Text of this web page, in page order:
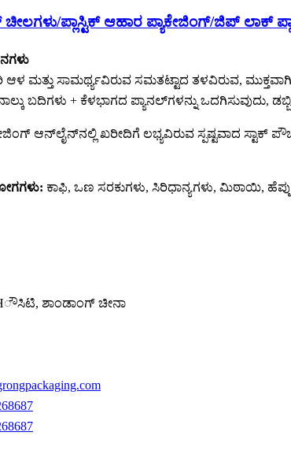
ಪ್ಲಾಸ್ಟಿಕ್ ಆಹಾರ ಪ್ಯಾಕೇಜಿಂಗ್/ಜಿಪ್ ಲಾಕ್
ಆಳ ಮತ್ತು ಸಾಮರ್ಥ್ಯವಿರುವ ಸಮತಟ್ಟಾದ ತಳವಿರುವ,
ಬದಿಗಳು + ಕೆಳಭಾಗದ ಪ್ಯಾನಲ್‌ಗಳನ್ನು ಒದಗಿಸುವುದು,
ಆನ್‌ಲೈನ್‌ನಲ್ಲಿ ಖರೀದಿಗೆ ಲಭ್ಯವಿರುವ ಸ್ಪಷ್ಟವಾದ ಸ್ಟಾಕ್
ಕಾಫಿ, ಒಣ ಸರಕುಗಳು, ಸಿರಿಧಾನ್ಯಗಳು, ಮಿಠಾಯಿ,
ಶಾಂಡಾಂಗ್ ಚೀನಾ